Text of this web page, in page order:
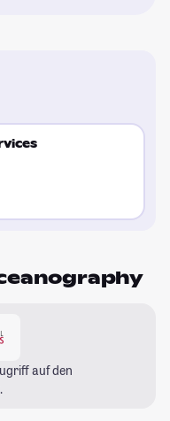
auf den